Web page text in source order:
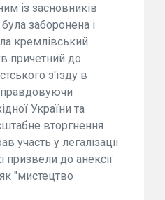
із засновників
була заборонена і
кремлівський
причетний до
з'їзду в
України та
вторгнення
участь у легалізації
призвели до анексії
"мистецтво